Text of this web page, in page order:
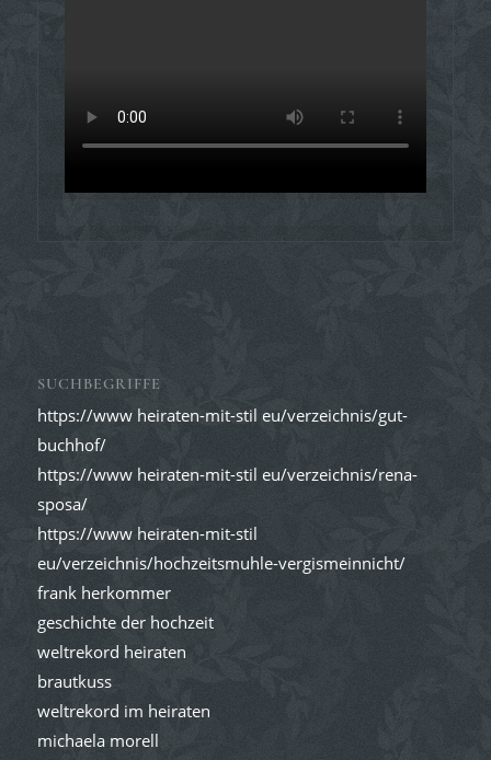
SUCHBEGRIFFE
https://www heiraten-mit-stil eu/verzeichnis/gut-
buchhof/
https://www heiraten-mit-stil eu/verzeichnis/rena-
sposa/
https://www heiraten-mit-stil
eu/verzeichnis/hochzeitsmuhle-vergismeinnicht/
frank herkommer
geschichte der hochzeit
weltrekord heiraten
brautkuss
weltrekord im heiraten
michaela morell